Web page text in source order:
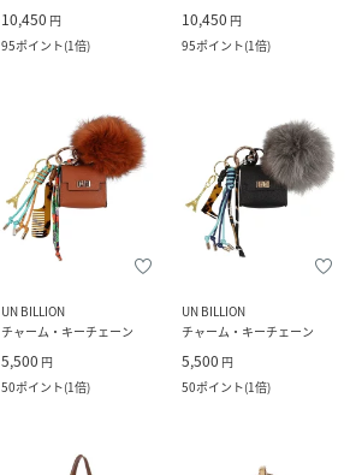
10,450 円
95ポイント(1倍)
10,450 円
95ポイント(1倍)
UN BILLION
チャーム・キーチェーン
5,500 円
50ポイント(1倍)
UN BILLION
チャーム・キーチェーン
5,500 円
50ポイント(1倍)